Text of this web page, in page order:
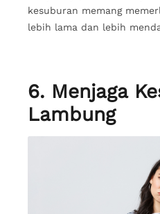
kesuburan memang
lebih lama dan lebih
6. Menjaga
Lambung